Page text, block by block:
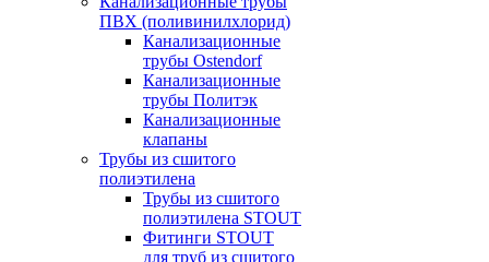
ПВХ (поливинилхлорид)
Канализационные
трубы Ostendorf
Канализационные
трубы Политэк
Канализационные
клапаны
Трубы из сшитого
полиэтилена
Трубы из сшитого
полиэтилена STOUT
Фитинги STOUT
для труб из сшитого